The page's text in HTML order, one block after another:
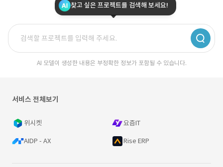
찾고 싶은 프로젝트를 검색해 보세요!
AI 모델이 생성한 내용은 부정확한 정보가 포함될 수 있습니다.
서비스 전체보기
위시켓 요즘IT
AIDP - AX Rise ERP